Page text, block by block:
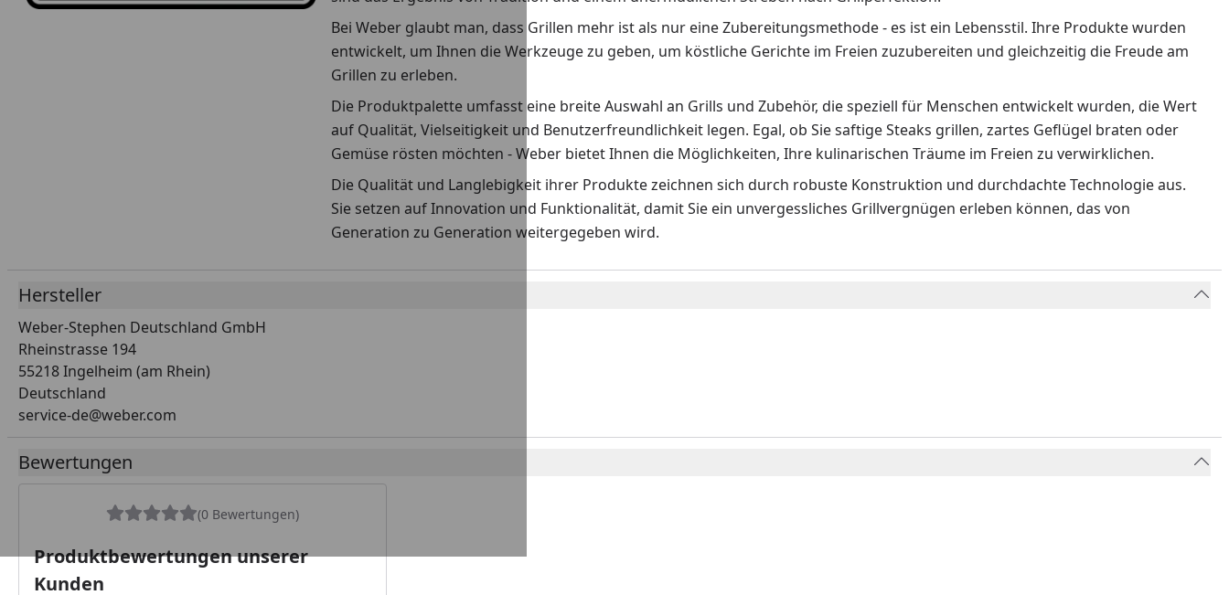
Bei Weber glaubt man, dass Grillen mehr ist als nur eine Zubereitungsmethode - es ist ein Lebensstil. Ihre Produkte wurden
entwickelt, um Ihnen die Werkzeuge zu geben, um köstliche Gerichte im Freien zuzubereiten und gleichzeitig die Freude am
Grillen zu erleben.
Die Produktpalette umfasst eine breite Auswahl an Grills und Zubehör, die speziell für Menschen entwickelt wurden, die Wert
auf Qualität, Vielseitigkeit und Benutzerfreundlichkeit legen. Egal, ob Sie saftige Steaks grillen, zartes Geflügel braten oder
Gemüse rösten möchten - Weber bietet Ihnen die Möglichkeiten, Ihre kulinarischen Träume im Freien zu verwirklichen.
Die Qualität und Langlebigkeit ihrer Produkte zeichnen sich durch robuste Konstruktion und durchdachte Technologie aus.
Sie setzen auf Innovation und Funktionalität, damit Sie ein unvergessliches Grillvergnügen erleben können, das von
Generation zu Generation weitergegeben wird.
Hersteller
Weber-Stephen Deutschland GmbH
Rheinstrasse 194
55218 Ingelheim (am Rhein)
Deutschland
service-de@weber.com
Bewertungen
(0 Bewertungen)
Produktbewertungen unserer
Kunden